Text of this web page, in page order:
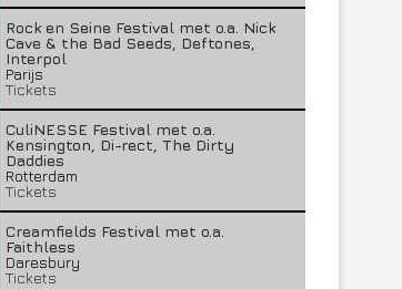
Rock en Seine Festival met o.a. Nick
Cave & the Bad Seeds, Deftones,
Interpol
Parijs
Tickets
CuliNESSE Festival met o.a.
Kensington, Di-rect, The Dirty
Daddies
Rotterdam
Tickets
Creamfields Festival met o.a.
Faithless
Daresbury
Tickets